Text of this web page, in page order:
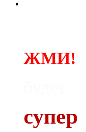
ЖМИ!
супер